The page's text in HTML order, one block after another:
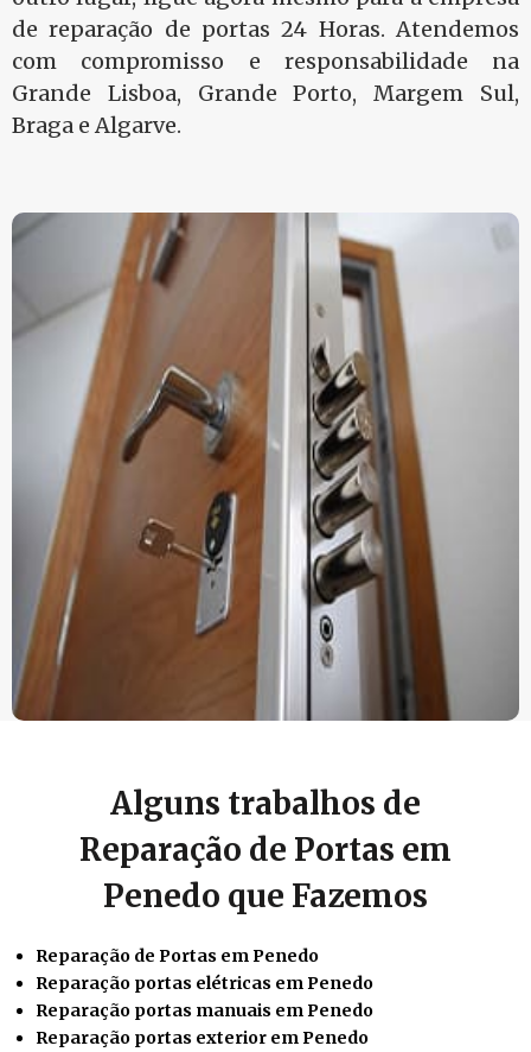
de reparação de portas 24 Horas. Atendemos
com compromisso e responsabilidade na
Grande Lisboa, Grande Porto, Margem Sul,
Braga e Algarve.
Alguns trabalhos de
Reparação de Portas em
Penedo que Fazemos
Reparação de Portas em Penedo
Reparação portas elétricas em Penedo
Reparação portas manuais em Penedo
Reparação portas exterior em Penedo